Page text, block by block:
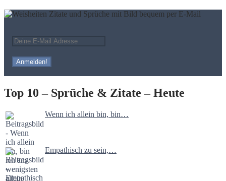
Top 10 – Sprüche & Zitate – Heute
Wenn ich allein bin, bin…
Empathisch zu sein,…